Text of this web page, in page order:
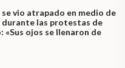
vio atrapado en medio de
durante las protestas de
«Sus ojos se llenaron de